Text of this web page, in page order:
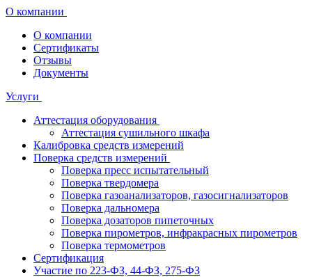
О компании
О компании
Сертификаты
Отзывы
Документы
Услуги
Аттестация оборудования
Аттестация сушильного шкафа
Калибровка средств измерений
Поверка средств измерений
Поверка пресс испытательный
Поверка твердомера
Поверка газоанализаторов, газосигнализаторов
Поверка дальномера
Поверка дозаторов пипеточных
Поверка пирометров, инфракрасных пирометров
Поверка термометров
Сертификация
Участие по 223-ФЗ, 44-ФЗ, 275-ФЗ